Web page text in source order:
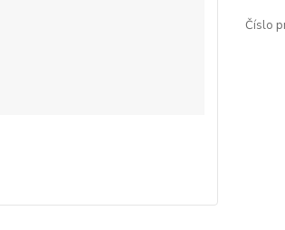
Číslo